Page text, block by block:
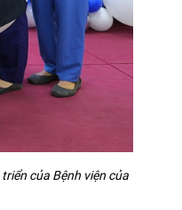
của Bệnh viện của